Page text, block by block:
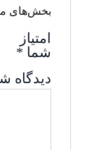
بخش‌های
امتیاز
شما *
دیدگاه